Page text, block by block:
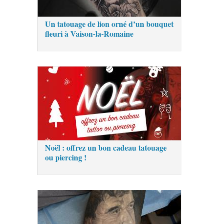
Un tatouage de lion orné d’un bouquet
fleuri à Vaison-la-Romaine
Noël : offrez un bon cadeau tatouage
ou piercing !